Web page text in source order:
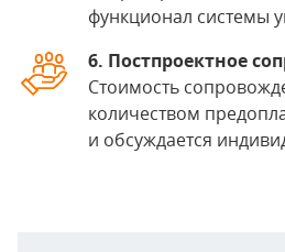
функционал системы
6. Постпроектное
Стоимость
количеством
и обсуждается